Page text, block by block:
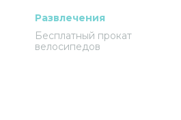
Развлечения
Бесплатный прокат
велосипедов